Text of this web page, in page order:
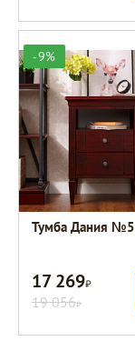
-9%
Тумба Дания №5
17 269Р
19 056Р